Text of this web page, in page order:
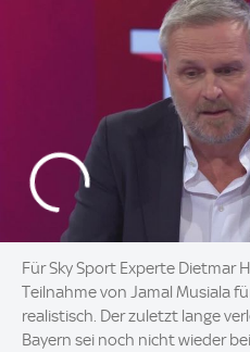
Für Sky Sport Experte Dietmar
Teilnahme von Jamal Musiala
realistisch. Der zuletzt lange
Bayern sei noch nicht wieder